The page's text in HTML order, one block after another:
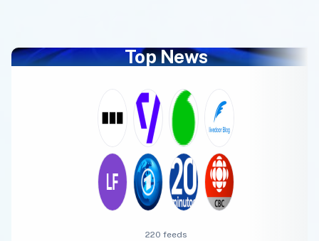
Top News
220 feeds